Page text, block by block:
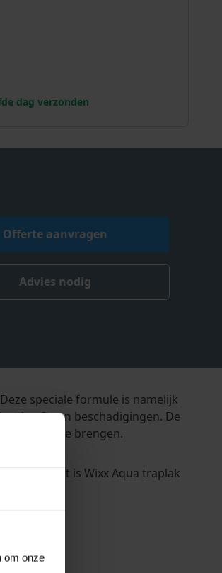
om onze
dag verzonden
Offerte aanvragen
Advies nodig
speciale formule is namelijk
heeft van beschadigingen. De
aan te brengen.
Daarnaast is Wixx Aqua traplak